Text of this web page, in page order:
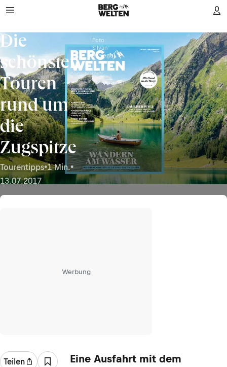
Die
schönsten
Touren
rund um
die
Zugspitze
Tourentipps•1 Min.•
13.07.2017
Foto:
Silvan
Schlegel
Werbung
Teilen
Eine Ausfahrt mit dem